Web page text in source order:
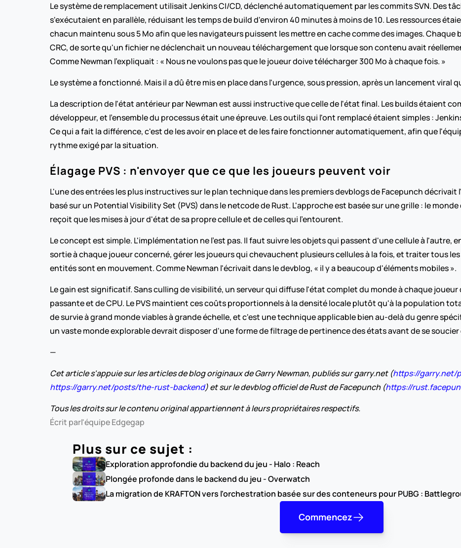
Le système de remplacement utilisait Jenkins CI/CD, déclenché automatiquement par les commits SVN. Des
s'exécutaient en parallèle, réduisant les temps de build d'environ 40 minutes à moins de 10. Les ressources
chacun maintenu sous 5 Mo afin que les navigateurs puissent les mettre en cache comme des images.
CRC, de sorte qu'un fichier ne déclenchait un nouveau téléchargement que lorsque son contenu avait
Comme Newman l'expliquait : « Nous ne voulons pas que le joueur doive télécharger 300 Mo à chaque fois. »
Le système a fonctionné. Mais il a dû être mis en place dans l'urgence, sous pression, après un lancement viral
La description de l'état antérieur par Newman est aussi instructive que celle de l'état final. Les builds étaient
développeur, et l'ensemble du processus était une épreuve. Les outils qui l'ont remplacé étaient simples :
Ce qui a fait la différence, c'est de les avoir en place et de les faire fonctionner automatiquement, afin que
rythme exigé par la situation.
Élagage PVS : n'envoyer que ce que les joueurs peuvent voir
L'une des entrées les plus instructives sur le plan technique dans les premiers devblogs de Facepunch
basé sur un Potential Visibility Set (PVS) dans le netcode de Rust. L'approche est basée sur une grille : le
reçoit que les mises à jour d'état de sa propre cellule et de celles qui l'entourent.
Le concept est simple. L'implémentation ne l'est pas. Il faut suivre les objets qui passent d'une cellule à l'autre,
sortie à chaque joueur concerné, gérer les joueurs qui chevauchent plusieurs cellules à la fois, et traiter tous
entités sont en mouvement. Comme Newman l'écrivait dans le devblog, « il y a beaucoup d'éléments mobiles ».
Le gain est significatif. Sans culling de visibilité, un serveur qui diffuse l'état complet du monde à chaque
passante et de CPU. Le PVS maintient ces coûts proportionnels à la densité locale plutôt qu'à la population
de survie à grand monde viables à grande échelle, et c'est une technique applicable bien au-delà du genre
un vaste monde explorable devrait disposer d'une forme de filtrage de pertinence des états avant de se
—
Cet article s'appuie sur les articles de blog originaux de Garry Newman, publiés sur garry.net (https://garry.net/
https://garry.net/posts/the-rust-backend) et sur le devblog officiel de Rust de Facepunch (https://
Tous les droits sur le contenu original appartiennent à leurs propriétaires respectifs.
Écrit parl'équipe Edgegap
Plus sur ce sujet :
Exploration approfondie du backend du jeu - Halo : Reach
Plongée profonde dans le backend du jeu - Overwatch
La migration de KRAFTON vers l'orchestration basée sur des conteneurs pour PUBG :
Commencez